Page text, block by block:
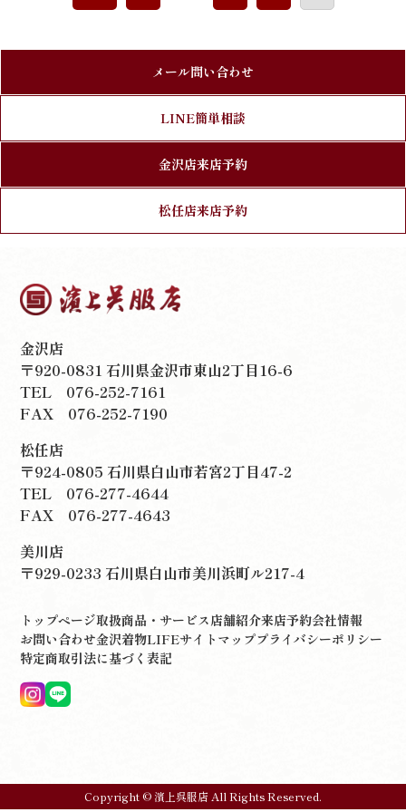
メール問い合わせ
LINE簡単相談
金沢店来店予約
松任店来店予約
金沢店
〒920-0831 石川県金沢市東山2丁目16-6
TEL 076-252-7161
FAX 076-252-7190
松任店
〒924-0805 石川県白山市若宮2丁目47-2
TEL 076-277-4644
FAX 076-277-4643
美川店
〒929-0233 石川県白山市美川浜町ル217-4
トップページ取扱商品・サービス店舗紹介来店予約会社情報
お問い合わせ金沢着物LIFEサイトマッププライバシーポリシー
特定商取引法に基づく表記
Copyright © 濱上呉服店 All Rights Reserved.